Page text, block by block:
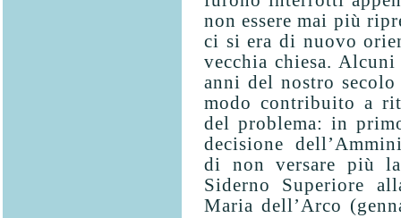
non essere mai più
ci si era di nuovo
vec­chia chiesa.
anni del nostro
modo contribuito a
del problema: in
decisione
di non versare più
Siderno Superiore
Maria dell’Arco